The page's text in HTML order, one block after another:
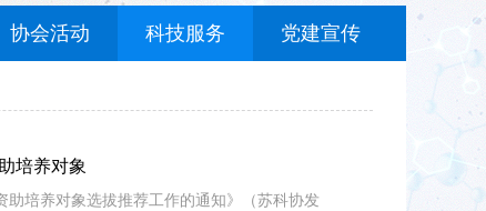
协会活动 科技服务 党建宣传
培养对象
培养对象选拔推荐工作的通知》（苏科协发